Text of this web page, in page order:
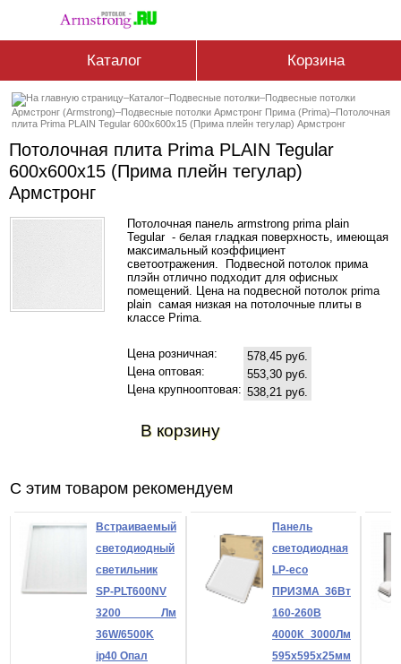
Каталог Корзина
–Каталог–Подвесные потолки–Подвесные потолки
Армстронг (Armstrong)–Подвесные потолки Армстронг Прима (Prima)–Потолочная
плита Prima PLAIN Tegular 600x600x15 (Прима плейн тегулар) Армстронг
Потолочная плита Prima PLAIN Tegular
600x600x15 (Прима плейн тегулар)
Армстронг
Потолочная панель armstrong prima plain
Tegular - белая гладкая поверхность, имеющая
максимальный коэффициент
светоотражения. Подвесной потолок прима
плэйн отлично подходит для офисных
помещений. Цена на подвесной потолок prima
plain самая низкая на потолочные плиты в
классе Prima.
Цена розничная:
578,45 руб.
Цена оптовая:
553,30 руб.
Цена крупнооптовая: 538,21 руб.
В корзину
С этим товаром рекомендуем
Встраиваемый
светодиодный
светильник
SP-PLT600NV
3200 Лм
36W/6500K
ip40 Опал
Панель
светодиодная
LP-eco
ПРИЗМА 36Вт
160-260В
4000К 3000Лм
595х595х25мм